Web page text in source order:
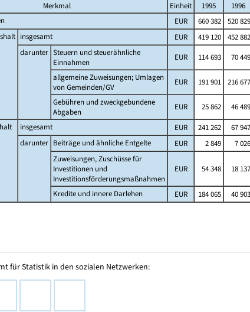
Merkmal Einheit 1995 1996
EUR 660 382 520 829
insgesamt EUR 419 120 452 882
darunter Steuern und steuerähnliche
Einnahmen
EUR 114 693 70 449
allgemeine Zuweisungen; Umlagen
von Gemeinden/GV
EUR 191 901 216 677
Gebühren und zweckgebundene
Abgaben
EUR 25 862 46 489
insgesamt EUR 241 262 67 947
darunter Beiträge und ähnliche Entgelte EUR 2 849 7 026
Zuweisungen, Zuschüsse für
Investitionen und
Investitionsförderungsmaßnahmen
EUR 54 348 18 137
Kredite und innere Darlehen EUR 184 065 40 903
für Statistik in den sozialen Netzwerken: